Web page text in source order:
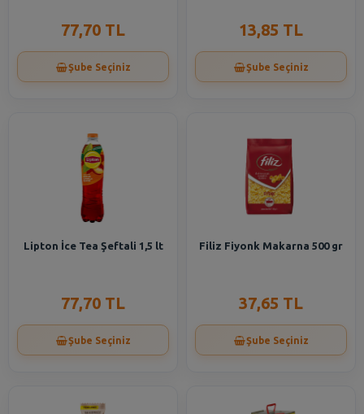
77,70 TL
Şube Seçiniz
13,85 TL
Şube Seçiniz
Lipton İce Tea Şeftali 1,5 lt
77,70 TL
Şube Seçiniz
Filiz Fiyonk Makarna 500 gr
37,65 TL
Şube Seçiniz